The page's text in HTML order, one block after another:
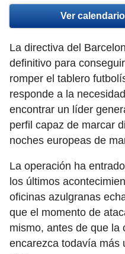
Ver
La directiva del
definitivo para
romper el tablero
responde a la
encontrar un líder
perfil capaz de marcar
noches europeas de
La operación ha
los últimos
oficinas azulgranas
que el momento de
mismo, antes de que la
encarezca todavía más